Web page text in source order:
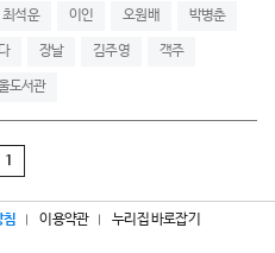
최석운 이인 오원배 박병춘
장날 김주영 객주
도서관
1
침 이용약관 누리집 바로잡기